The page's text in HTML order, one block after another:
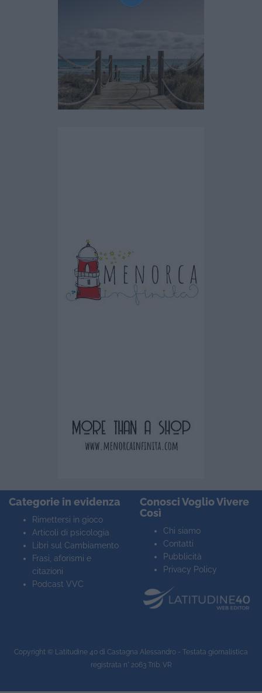
Categorie in evidenza
Rimettersi in gioco
Articoli di psicologia
Libri sul Cambiamento
Frasi, aforismi e
citazioni
Podcast VVC
Conosci Voglio Vivere
Così
Chi siamo
Contatti
Pubblicità
Privacy Policy
Copyright © Latitudine 40 di Castagna Alessandro - Testata giornalistica
registrata n° 2063 Trib. VR